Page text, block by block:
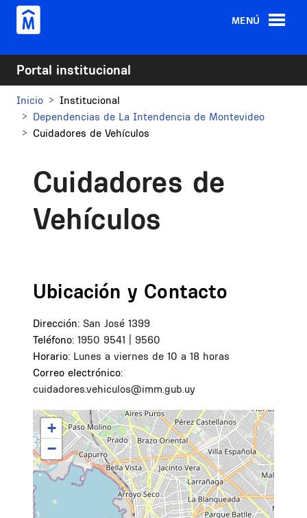
Pasar al contenido principal
MENÚ
Portal institucional
Inicio
Institucional
Dependencias de La Intendencia de Montevideo
Cuidadores de Vehículos
Cuidadores de
Vehículos
Ubicación y Contacto
Dirección: San José 1399
Teléfono: 1950 9541 | 9560
Horario: Lunes a viernes de 10 a 18 horas
Correo electrónico:
cuidadores.vehiculos@imm.gub.uy
+
−